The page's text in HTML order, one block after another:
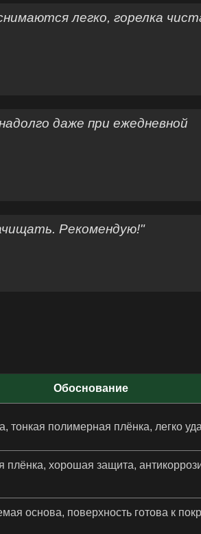
легко, горелка
даже при ежедневной
Рекомендую!"
Обоснование
тонкая полимерная плёнка, легко
плёнка, хорошая защита,
основа, поверхность готова к